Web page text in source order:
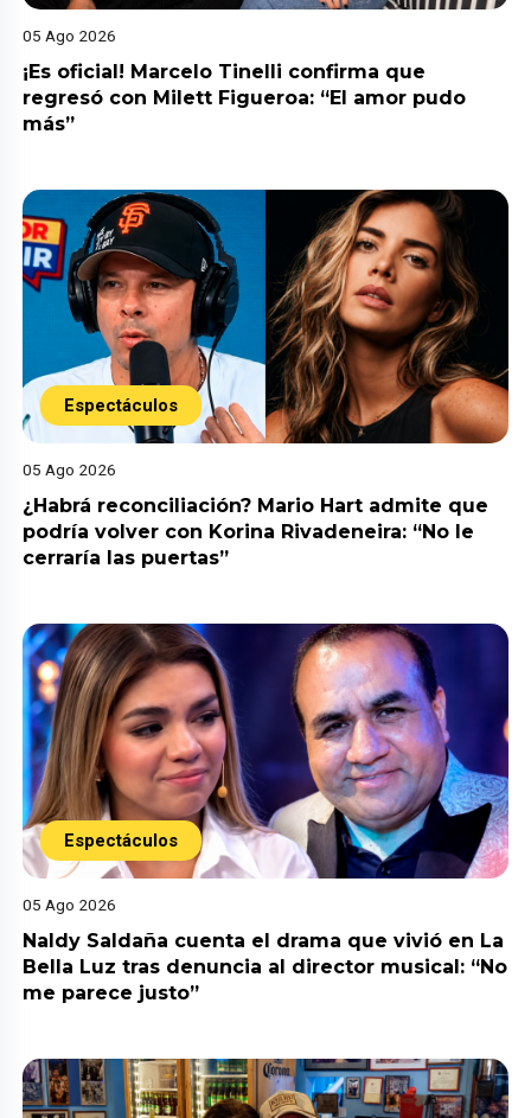
05 Ago 2026
¡Es oficial! Marcelo Tinelli confirma que
regresó con Milett Figueroa: “El amor pudo
más”
Espectáculos
05 Ago 2026
¿Habrá reconciliación? Mario Hart admite que
podría volver con Korina Rivadeneira: “No le
cerraría las puertas”
Espectáculos
05 Ago 2026
Naldy Saldaña cuenta el drama que vivió en La
Bella Luz tras denuncia al director musical: “No
me parece justo”